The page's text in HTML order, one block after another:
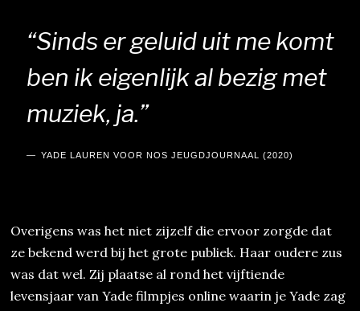
“Sinds er geluid uit me komt
ben ik eigenlijk al bezig met
muziek, ja.”
YADE LAUREN VOOR NOS JEUGDJOURNAAL (2020)
Overigens was het niet zijzelf die ervoor zorgde dat
ze bekend werd bij het grote publiek. Haar oudere zus
was dat wel. Zij plaatse al rond het vijftiende
levensjaar van Yade filmpjes online waarin je Yade zag